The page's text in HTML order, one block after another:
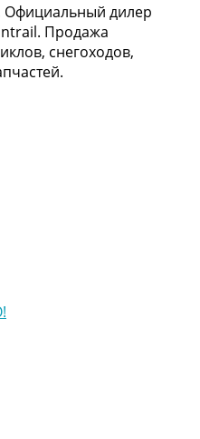
Официальный дилер
Продажа
снегоходов,